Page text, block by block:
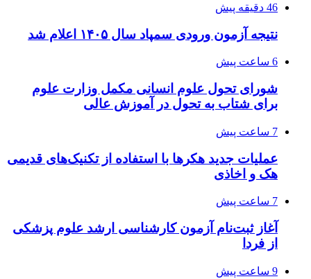
46 دقیقه پیش
نتیجه آزمون ورودی سمپاد سال ۱۴۰۵ اعلام شد
6 ساعت پیش
شورای تحول علوم انسانی مکمل وزارت علوم
برای شتاب به تحول در آموزش عالی
7 ساعت پیش
عملیات جدید هکرها با استفاده از تکنیک‌های قدیمی
هک و اخاذی
7 ساعت پیش
آغاز ثبت‌نام‌ آزمون کارشناسی ارشد علوم پزشکی
از فردا
9 ساعت پیش